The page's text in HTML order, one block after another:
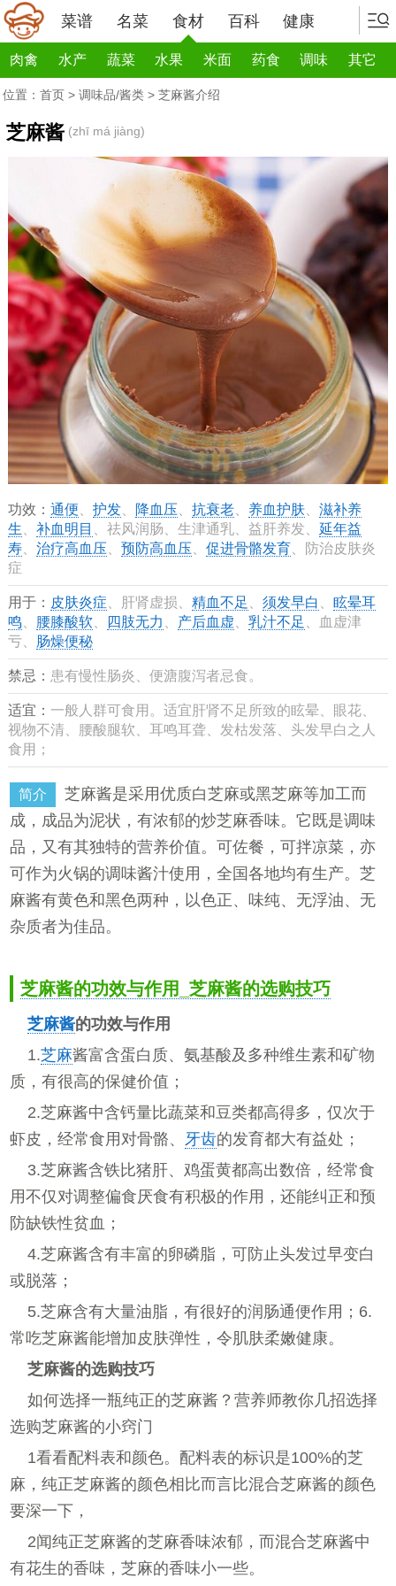
菜谱 名菜 食材 百科 健康
肉禽 水产 蔬菜 水果 米面 药食 调味 其它
位置： 首页 > 调味品/酱类 > 芝麻酱介绍
芝麻酱 (zhī má jiàng)
功效： 通便 护发、 降血压 抗衰老、 养血护肤、 滋补养
生
补血明目 、祛风润肠、生津通乳、益肝养发、 延年益
寿、 治疗高血压 预防高血压 促进骨骼发育、防治皮肤炎
症
用于： 皮肤炎症 、肝肾虚损、 精血不足 须发早白
眩晕耳
鸣、 腰膝酸软、 四肢无力 产后血虚 乳汁不足
、血虚津
亏、 肠燥便秘
禁忌： 患有慢性肠炎、便溏腹泻者忌食。
适宜： 一般人群可食用。适宜肝肾不足所致的眩晕、眼花、
视物不清、腰酸腿软、耳鸣耳聋、发枯发落、头发早白之人
食用；
简介
芝麻酱是采用优质白芝麻或黑芝麻等加工而
成，成品为泥状，有浓郁的炒芝麻香味。它既是调味
品，又有其独特的营养价值。可佐餐，可拌凉菜，亦
可作为火锅的调味酱汁使用，全国各地均有生产。芝
麻酱有黄色和黑色两种，以色正、味纯、无浮油、无
杂质者为佳品。
芝麻酱的功效与作用_芝麻酱的选购技巧
芝麻酱的功效与作用
1.芝麻酱富含蛋白质、氨基酸及多种维生素和矿物
质，有很高的保健价值；
2.芝麻酱中含钙量比蔬菜和豆类都高得多，仅次于
虾皮，经常食用对骨骼、 牙齿的发育都大有益处；
3.芝麻酱含铁比猪肝、鸡蛋黄都高出数倍，经常食
用不仅对调整偏食厌食有积极的作用，还能纠正和预
防缺铁性贫血；
4.芝麻酱含有丰富的卵磷脂，可防止头发过早变白
或脱落；
5.芝麻含有大量油脂，有很好的润肠通便作用；6.
常吃芝麻酱能增加皮肤弹性，令肌肤柔嫩健康。
芝麻酱的选购技巧
如何选择一瓶纯正的芝麻酱？营养师教你几招选择
选购芝麻酱的小窍门
1看看配料表和颜色。配料表的标识是100%的芝
麻，纯正芝麻酱的颜色相比而言比混合芝麻酱的颜色
要深一下，
2闻纯正芝麻酱的芝麻香味浓郁，而混合芝麻酱中
有花生的香味，芝麻的香味小一些。